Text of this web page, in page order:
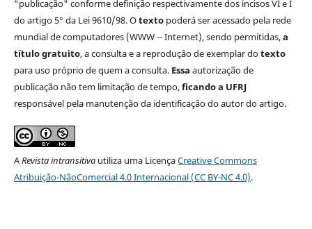
"publicação" conforme definição respectivamente dos incisos VI e I
do artigo 5° da Lei 9610/98. Otexto poderá ser acessado pela rede
mundial de computadores (WWW -- Internet), sendo permitidas,a
título gratuito, a consulta e a reprodução de exemplar dotexto
para uso próprio de quem a consulta. Essa autorização de
publicação não tem limitação de tempo,ficando a UFRJ
responsável pela manutenção da identificação do autor do artigo.
ARevista intransitiva utiliza uma LicençaCreative Commons
Atribuição-NãoComercial 4.0 Internacional (CC BY-NC 4.0).